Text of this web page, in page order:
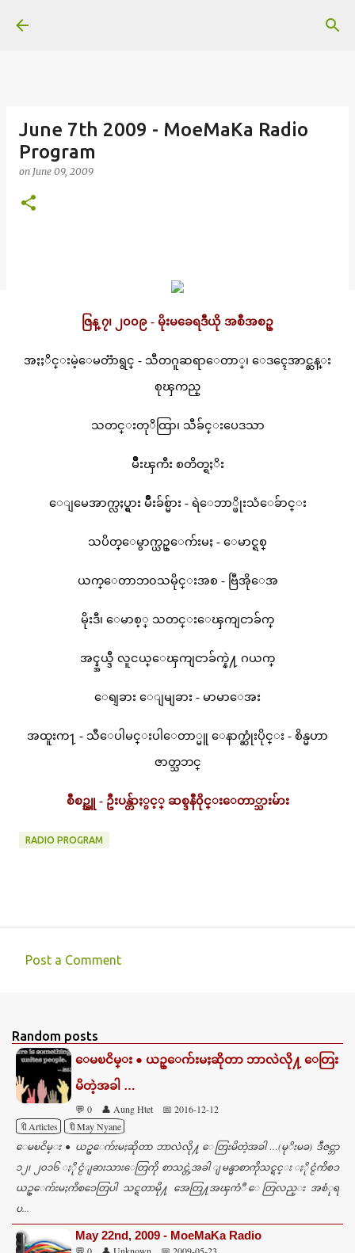
June 7th 2009 - MoeMaKa Radio
Program
on June 09, 2009
ဇြန္ ၇၊ ၂၀၀၉ - မိုးမခေရဒီယို အစီအစဥ္
အႏႈိင္းမဲ့ေမတၱာရွင္ - သီတဂူဆရာေတာ္၊ ေဒၚေအာင္ဆန္း
စုၾကည္
သတင္းတုိထြာ၊ သီခ်င္းပေဒသာ
မ်ဳိးၾကီး စတိတ္ရႈိး
ေျမေအာက္လႈပ္ရွား မ်ဳိးခ်စ္မ်ား - ရဲေဘာ္ဖိုးသံေခ်ာင္း
သပိတ္ေမွာက္ယဥ္ေက်းမႈ - ေမာင္ရစ္
ယက္ေတာဘ၀သမိုင္းအစ - ဗြီအိုေအ
မိုးဒီ၊ ေမာစ့္ သတင္းေၾကျငာခ်က္
အင္န္အယ္ဒီ လူငယ္ေၾကျငာခ်က္နဲ႔ ဂယက္
ေရျခား ေျမျခား - မာမာေအး
အထူးက႑ - သီေပါမင္းပါေတာ္မူ ေနာက္ဆုံးပိုင္း - စိန္မဟာ
ဇာတ္သဘင္
စီစဥ္သူ - ဦးပန္တ်ာႏွင့္ ဆစ္ဒနီ၀ိုင္းေတာ္သားမ်ား
RADIO PROGRAM
m
e
n
s
Post a Comment
Random posts
ေမၿငိမ္း ● ယဥ္ေက်းမႈဆိုတာ ဘာလဲလို႔ ေတြး
မိတဲ့အခါ …
💬 0 👤 Aung Htet
📅 2016-12-12
🔖Articles
🔖May Nyane
ေမၿငိမ္း ● ယဥ္ေက်းမႈဆိုတာ ဘာလဲလို႔ ေတြးမိတဲ့အခါ …(မုိးမခ) ဒီဇင္ဘာ
၁၂၊ ၂၀၁၆ ႏိုင္ငံျခားသားေတြကို စာသင္တဲ့အခါ ျမန္မာစာကိုသင္ရင္း ႏိုင္ငံကိစၥ
ယဥ္ေက်းမႈကိစၥေတြပါ သင္ရတာမို႔ အေတြ႔အၾကံဳ ေတြလည္း အစံုရ
ပ...
May 22nd, 2009 - MoeMaKa Radio